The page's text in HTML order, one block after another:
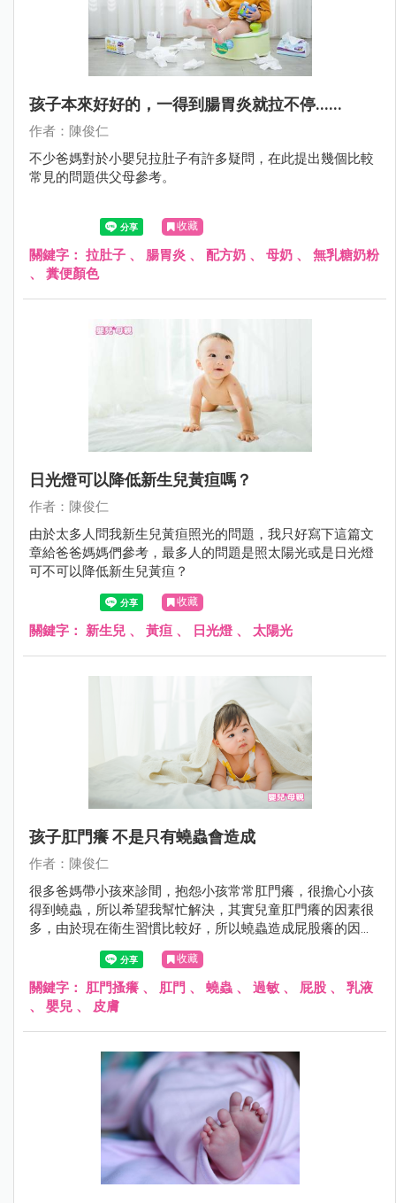
孩子本來好好的，一得到腸胃炎就拉不停......
作者：陳俊仁
不少爸媽對於小嬰兒拉肚子有許多疑問，在此提出幾個比較
常見的問題供父母參考。
收藏
關鍵字： 拉肚子 、 腸胃炎 、 配方奶 、 母奶 、 無乳糖奶粉
、 糞便顏色
日光燈可以降低新生兒黃疸嗎？
作者：陳俊仁
由於太多人問我新生兒黃疸照光的問題，我只好寫下這篇文
章給爸爸媽媽們參考，最多人的問題是照太陽光或是日光燈
可不可以降低新生兒黃疸？
收藏
關鍵字： 新生兒 、 黃疸 、 日光燈 、 太陽光
孩子肛門癢 不是只有蟯蟲會造成
作者：陳俊仁
很多爸媽帶小孩來診間，抱怨小孩常常肛門癢，很擔心小孩
得到蟯蟲，所以希望我幫忙解決，其實兒童肛門癢的因素很
多，由於現在衛生習慣比較好，所以蟯蟲造成屁股癢的因
素，已經不常看到了。
收藏
關鍵字： 肛門搔癢 、 肛門 、 蟯蟲 、 過敏 、 屁股 、 乳液
、 嬰兒 、 皮膚